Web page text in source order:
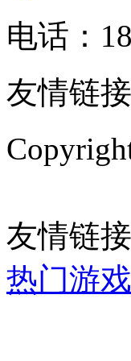
电话：
友情链
友情链接
热门游